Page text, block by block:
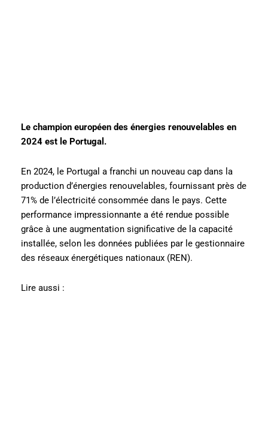
Le champion européen des énergies renouvelables en
2024 est le Portugal.
En 2024, le Portugal a franchi un nouveau cap dans la
production d’énergies renouvelables, fournissant près de
71% de l’électricité consommée dans le pays. Cette
performance impressionnante a été rendue possible
grâce à une augmentation significative de la capacité
installée, selon les données publiées par le gestionnaire
des réseaux énergétiques nationaux (REN).
Lire aussi :